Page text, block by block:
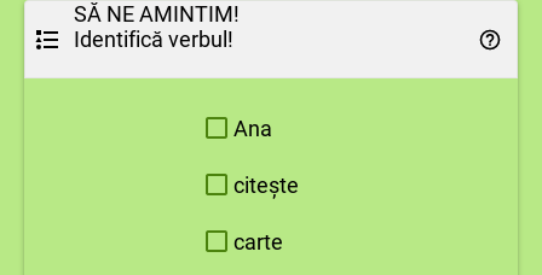
SĂ NE AMINTIM!
Identifică verbul!
Ana
citește
carte